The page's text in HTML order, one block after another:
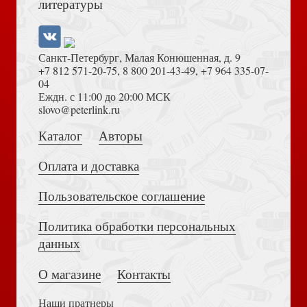
Большое путешествие. Библейские истории для детей и
Что есть духовная жизнь и как на нее настроиться?
Толкование на Апокалипсис (Тихоний Африканский)
Достоевский Ф.М. Сила и правда России (2024)
литературы
Санкт-Петербург, Малая Конюшенная, д. 9
+7 812 571-20-75, 8 800 201-43-49, +7 964 335-07-
04
Еждн. с 11:00 до 20:00 МСК
slovo@peterlink.ru
Каталог
Авторы
Оплата и доставка
Пользовательское соглашение
Политика обработки персональных
данных
О магазине
Контакты
Наши пратнеры